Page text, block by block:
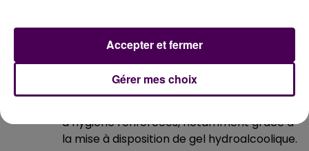
mètre entre chaque personne) ;
stylos personnels autorisés pour signer la
liste d’émargement (encre indélébile noire
d’hygiène renforcées, notamment grâce à
la mise à disposition de gel hydroalcoolique.
Gérer mes choix
Accepter et fermer